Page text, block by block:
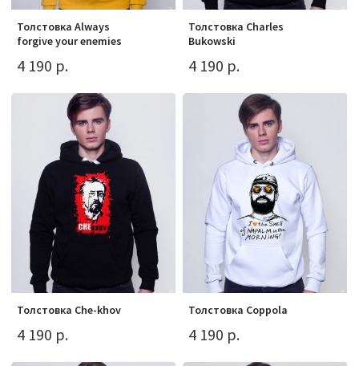
Толстовка Always
forgive your enemies
4 190 р.
Толстовка Charles
Bukowski
4 190 р.
Толстовка Che-khov
4 190 р.
Толстовка Coppola
4 190 р.